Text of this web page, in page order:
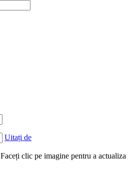
Uitați de
Faceți clic pe imagine pentru a actualiza